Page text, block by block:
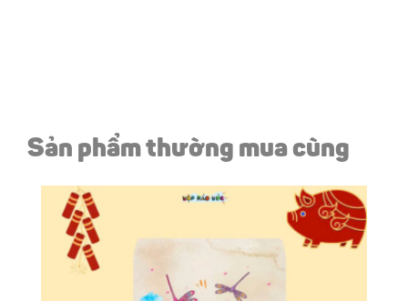
Sản phẩm thường mua cùng